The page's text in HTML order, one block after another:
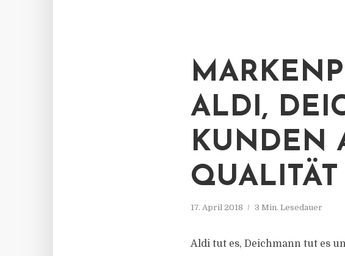
ALDI,
KUNDEN
QUALITÄT
17. April 2018 3 Min. Lesedauer
Aldi tut es, Deichmann tut es